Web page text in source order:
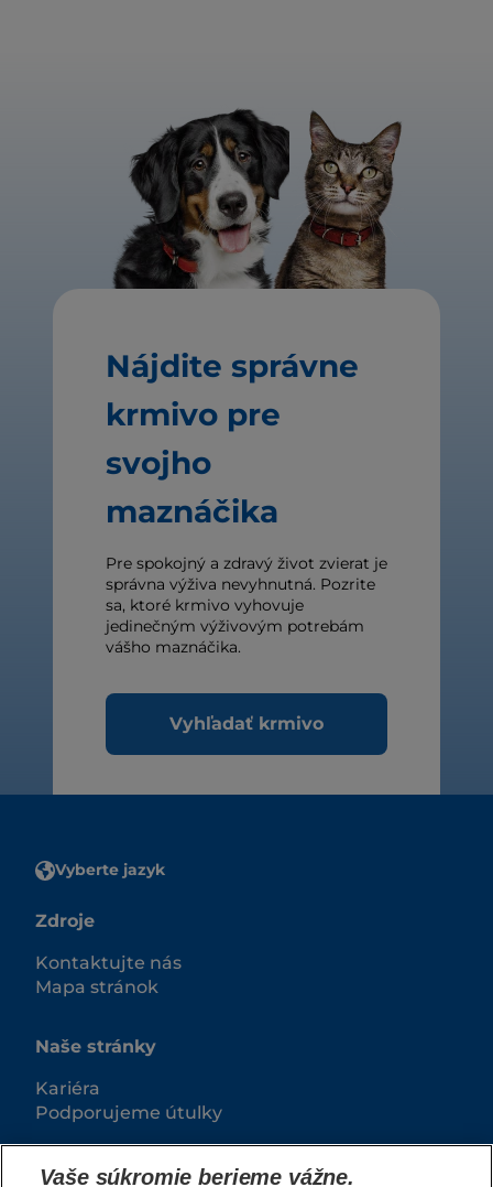
Nájdite správne
krmivo pre
svojho
maznáčika
Pre spokojný a zdravý život zvierat je
správna výživa nevyhnutná. Pozrite
sa, ktoré krmivo vyhovuje
jedinečným výživovým potrebám
vášho maznáčika.
Vyhľadať krmivo
Vyberte jazyk
Zdroje
Kontaktujte nás
Mapa stránok
Naše stránky
Kariéra
Podporujeme útulky
Vaše súkromie berieme vážne.